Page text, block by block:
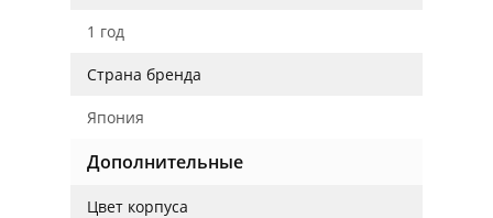
1 год
Страна бренда
Япония
Дополнительные
Цвет корпуса